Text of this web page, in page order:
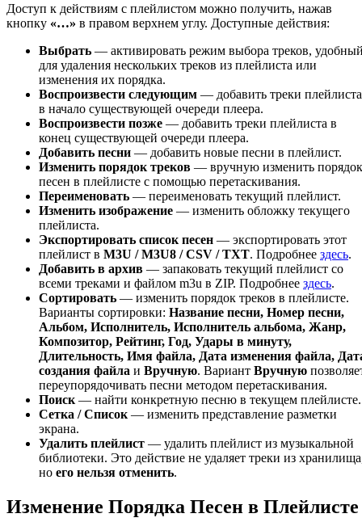
Доступ к действиям с плейлистом можно получить, нажав
кнопку «…» в правом верхнем углу. Доступные действия:
Выбрать — активировать режим выбора треков,
для удаления нескольких треков из плейлиста или
изменения их порядка.
Воспроизвести следующим — добавить треки плейлиста
в начало существующей очереди плеера.
Воспроизвести позже — добавить треки плейлиста в
конец существующей очереди плеера.
Добавить песни — добавить новые песни в плейлист.
Изменить порядок треков — вручную изменить порядок
песен в плейлисте с помощью перетаскивания.
Переименовать — переименовать текущий плейлист.
Изменить изображение — изменить обложку текущего
плейлиста.
Экспортировать список песен — экспортировать этот
плейлист в M3U / M3U8 / CSV / TXT. Подробнее здесь.
Добавить в архив — запаковать текущий плейлист со
всеми треками и файлом m3u в ZIP. Подробнее здесь.
Сортировать — изменить порядок треков в плейлисте.
Варианты сортировки: Название песни, Номер песни,
Альбом, Исполнитель, Исполнитель альбома, Жанр,
Композитор, Рейтинг, Год, Удары в минуту,
Длительность, Имя файла, Дата изменения файла,
создания файла и Вручную. Вариант Вручную
переупорядочивать песни методом перетаскивания.
Поиск — найти конкретную песню в текущем плейлисте.
Сетка / Список — изменить представление разметки
экрана.
Удалить плейлист — удалить плейлист из музыкальной
библиотеки. Это действие не удаляет треки из
но его нельзя отменить.
Изменение Порядка Песен в Плейлисте